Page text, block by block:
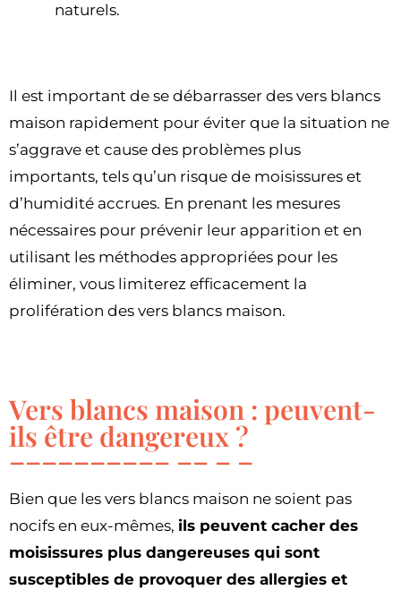
naturels.
Il est important de se débarrasser des vers blancs
maison rapidement pour éviter que la situation ne
s’aggrave et cause des problèmes plus
importants, tels qu’un risque de moisissures et
d’humidité accrues. En prenant les mesures
nécessaires pour prévenir leur apparition et en
utilisant les méthodes appropriées pour les
éliminer, vous limiterez efficacement la
prolifération des vers blancs maison.
Vers blancs maison : peuvent-
ils être dangereux ?
Bien que les vers blancs maison ne soient pas
nocifs en eux-mêmes, ils peuvent cacher des
moisissures plus dangereuses qui sont
susceptibles de provoquer des allergies et